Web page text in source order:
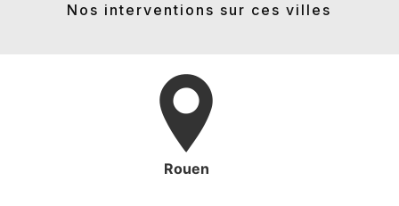
Nos interventions sur ces villes
Rouen